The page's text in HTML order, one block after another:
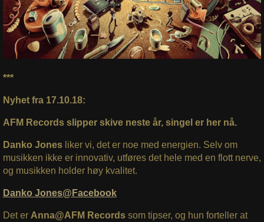
***
Nyhet fra 17.10.18:
AFM Records slipper skive neste år, singel er her nå.
Danko Jonesliker vi, det er noe med energien. Selv om
musikken ikke er innovativ, utføres det hele med en flott nerve,
og musikken holder høy kvalitet.
Danko Jones@Facebook
Det er Anna@AFM Recordssom tipser, og hun forteller at